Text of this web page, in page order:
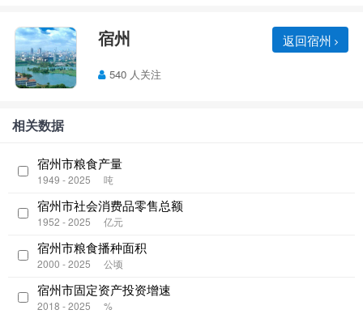
宿州 返回宿州
540 人关注
相关数据
宿州市粮食产量
1949 - 2025 吨
宿州市社会消费品零售总额
1952 - 2025 亿元
宿州市粮食播种面积
2000 - 2025 公顷
宿州市固定资产投资增速
2018 - 2025 %